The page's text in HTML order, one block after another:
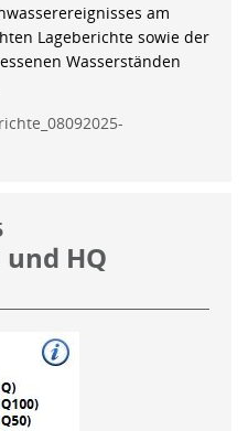
am
Lageberichte sowie der
Wasserständen
HQ